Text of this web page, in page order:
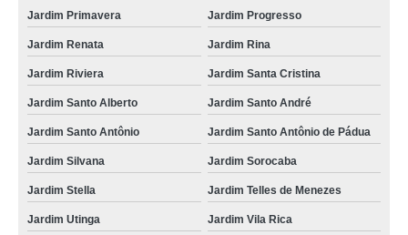
Jardim Primavera Jardim Progresso
Jardim Renata Jardim Rina
Jardim Riviera Jardim Santa Cristina
Jardim Santo Alberto Jardim Santo André
Jardim Santo Antônio Jardim Santo Antônio de Pádua
Jardim Silvana Jardim Sorocaba
Jardim Stella Jardim Telles de Menezes
Jardim Utinga Jardim Vila Rica